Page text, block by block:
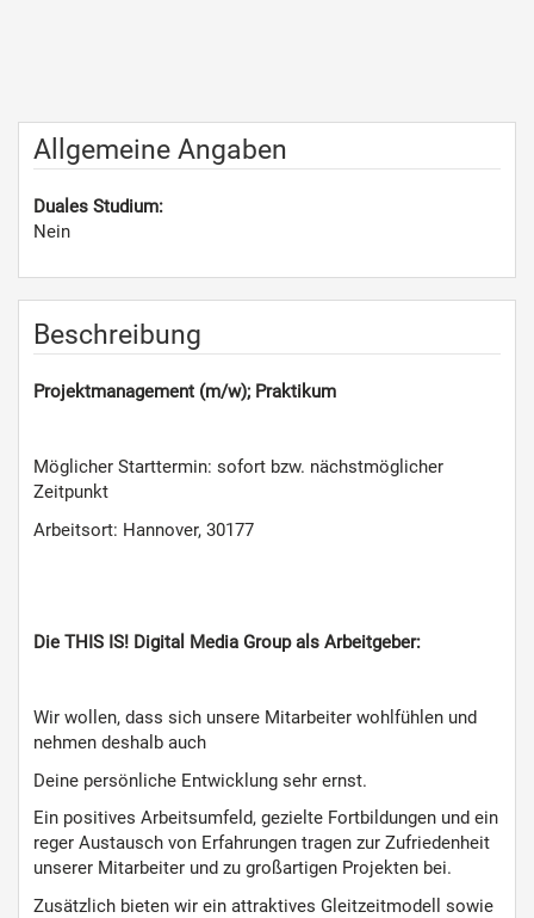
Allgemeine Angaben
Duales Studium:
Nein
Beschreibung
Projektmanagement (m/w); Praktikum
Möglicher Starttermin: sofort bzw. nächstmöglicher
Zeitpunkt
Arbeitsort: Hannover, 30177
Die THIS IS! Digital Media Group als Arbeitgeber:
Wir wollen, dass sich unsere Mitarbeiter wohlfühlen und
nehmen deshalb auch
Deine persönliche Entwicklung sehr ernst.
Ein positives Arbeitsumfeld, gezielte Fortbildungen und ein
reger Austausch von Erfahrungen tragen zur Zufriedenheit
unserer Mitarbeiter und zu großartigen Projekten bei.
Zusätzlich bieten wir ein attraktives Gleitzeitmodell sowie